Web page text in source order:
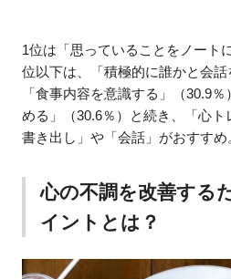
1位は「思っていることをノート
位以下は、「積極的に誰かと会話
「食事内容を意識する」（30.9
める」（30.6％）と続き、「心
書き出し」や「会話」がおすすめ
心の不調を改善する
イントとは？